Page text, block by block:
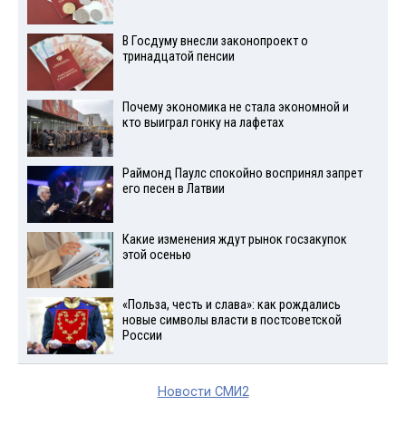
В Госдуму внесли законопроект о
тринадцатой пенсии
Почему экономика не стала экономной и
кто выиграл гонку на лафетах
Раймонд Паулс спокойно воспринял запрет
его песен в Латвии
Какие изменения ждут рынок госзакупок
этой осенью
«Польза, честь и слава»: как рождались
новые символы власти в постсоветской
России
Новости СМИ2